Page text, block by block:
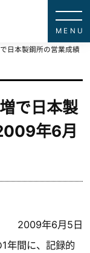
日本製鋼所の営業成績
で日本製
年6月
2009年6月5日
年間に、記録的